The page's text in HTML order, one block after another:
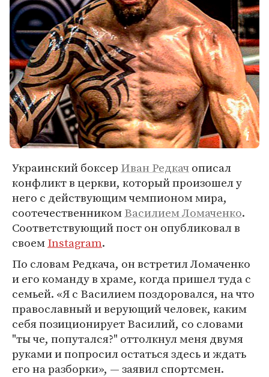
Украинский боксер Иван Редкачописал
конфликт в церкви, который произошел у
него с действующим чемпионом мира,
соотечественникомВасилием Ломаченко.
Соответствующий пост он опубликовал в
своемInstagram.
По словам Редкача, он встретил Ломаченко
и его команду в храме, когда пришел туда с
семьей. «Я с Василием поздоровался, на что
православный и верующий человек, каким
себя позиционирует Василий, со словами
"ты че, попутался?" оттолкнул меня двумя
руками и попросил остаться здесь и ждать
его на разборки», — заявил спортсмен.